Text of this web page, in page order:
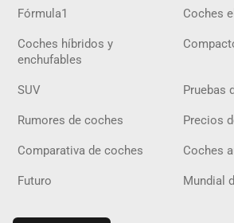
Fórmula1 Coches
Coches híbridos y
enchufables
SUV Pruebas
Rumores de coches Precios
Comparativa de coches Coches
Futuro Mundial